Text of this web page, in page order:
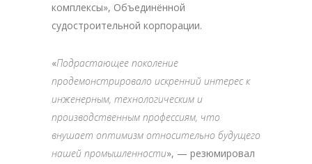
комплексы», Объединённой
судостроительной корпорации.
«Подрастающее поколение
продемонстрировало искренний интерес к
инженерным, технологическим и
производственным профессиям, что
внушает оптимизм относительно будущего
нашей промышленности», — резюмировал